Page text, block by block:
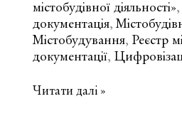
містобудівної діяльності»,
документація,
Містобудування, Реєстр
документації,
Фахівці
Читати далі »